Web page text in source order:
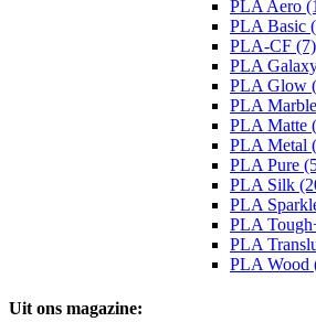
PLA Aero
PLA Basic
PLA-CF (7)
PLA
PLA Glow
PLA
PLA Matte
PLA Metal
PLA Pure
PLA Silk
PLA
PLA
PLA
PLA Wood
Uit ons magazine: